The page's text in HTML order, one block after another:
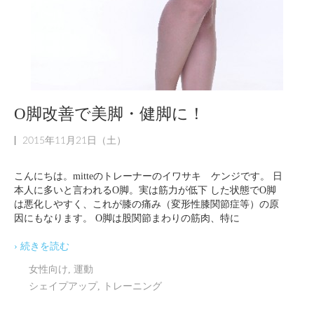
O脚改善で美脚・健脚に！
2015年11月21日（土）
こんにちは。mitteのトレーナーのイワサキ ケンジです。 日
本人に多いと言われるO脚。実は筋力が低下 した状態でO脚
は悪化しやすく、これが膝の痛み（変形性膝関節症等）の原
因にもなります。 O脚は股関節まわりの筋肉、特に
› 続きを読む
女性向け 運動
シェイプアップ
トレーニング